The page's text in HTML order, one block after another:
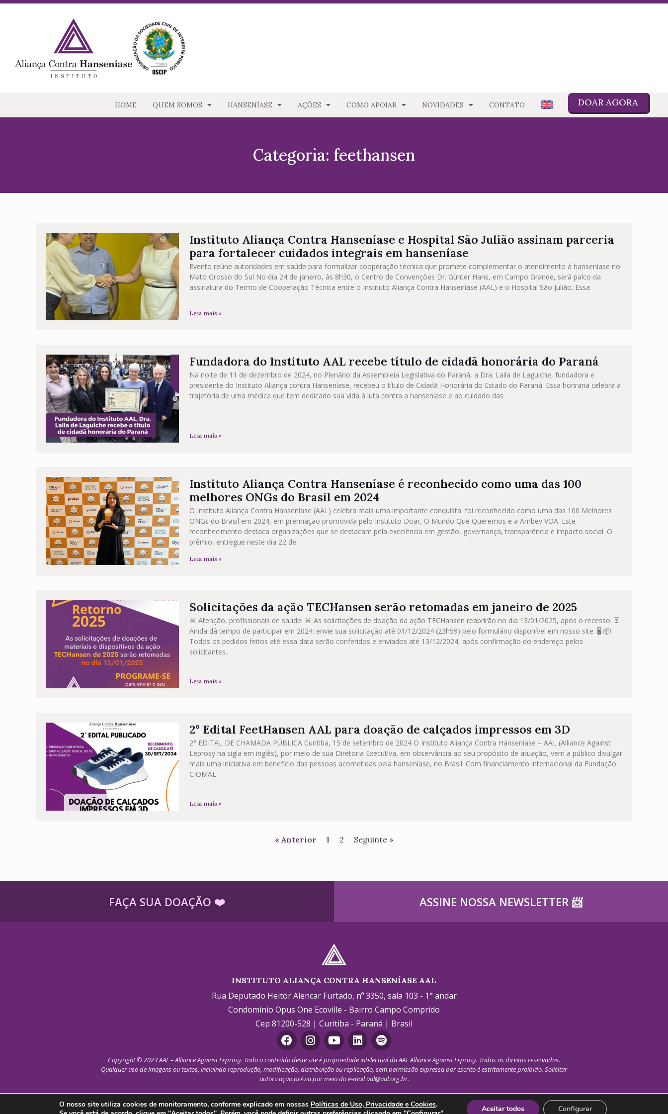
HOME QUEM SOMOS HANSENÍASE AÇÕES COMO APOIAR NOVIDADES CONTATO DOAR AGORA
Categoria: feethansen
Instituto Aliança Contra Hanseníase e Hospital São Julião assinam parceria
para fortalecer cuidados integrais em hanseníase
Evento reúne autoridades em saúde para formalizar cooperação técnica que promete complementar o atendimento à hanseníase no
Mato Grosso do Sul No dia 24 de janeiro, às 8h30, o Centro de Convenções Dr. Günter Hans, em Campo Grande, será palco da
assinatura do Termo de Cooperação Técnica entre o Instituto Aliança Contra Hanseníase (AAL) e o Hospital São Julião. Essa
Leia mais »
Fundadora do Instituto AAL recebe título de cidadã honorária do Paraná
Na noite de 11 de dezembro de 2024, no Plenário da Assembleia Legislativa do Paraná, a Dra. Laila de Laguiche, fundadora e
presidente do Instituto Aliança contra Hanseníase, recebeu o título de Cidadã Honorária do Estado do Paraná. Essa honraria celebra a
trajetória de uma médica que tem dedicado sua vida à luta contra a hanseníase e ao cuidado das
Leia mais »
Instituto Aliança Contra Hanseníase é reconhecido como uma das 100
melhores ONGs do Brasil em 2024
O Instituto Aliança Contra Hanseníase (AAL) celebra mais uma importante conquista: foi reconhecido como uma das 100 Melhores
ONGs do Brasil em 2024, em premiação promovida pelo Instituto Doar, O Mundo Que Queremos e a Ambev VOA. Este
reconhecimento destaca organizações que se destacam pela excelência em gestão, governança, transparência e impacto social. O
prêmio, entregue neste dia 22 de
Leia mais »
Solicitações da ação TECHansen serão retomadas em janeiro de 2025
🚨 Atenção, profissionais de saúde! 🚨 As solicitações de doação da ação TECHansen reabrirão no dia 13/01/2025, após o recesso. ⏳
Ainda dá tempo de participar em 2024: envie sua solicitação até 01/12/2024 (23h59) pelo formulário disponível em nosso site. 🖥️ 📦
Todos os pedidos feitos até essa data serão conferidos e enviados até 13/12/2024, após confirmação do endereço pelos
solicitantes.
Leia mais »
2° Edital FeetHansen AAL para doação de calçados impressos em 3D
2° EDITAL DE CHAMADA PÚBLICA Curitiba, 15 de setembro de 2024 O Instituto Aliança Contra Hanseníase – AAL (Alliance Against
Leprosy na sigla em inglês), por meio de sua Diretoria Executiva, em observância ao seu propósito de atuação, vem a público divulgar
mais uma iniciativa em benefício das pessoas acometidas pela hanseníase, no Brasil. Com financiamento internacional da Fundação
CIOMAL
Leia mais »
« Anterior 1 2 Seguinte »
FAÇA SUA DOAÇÃO ​❤️ ASSINE NOSSA NEWSLETTER ​📨
INSTITUTO ALIANÇA CONTRA HANSENÍASE AAL
Rua Deputado Heitor Alencar Furtado, nº 3350, sala 103 - 1° andar
Condomínio Opus One Ecoville - Bairro Campo Comprido
Cep 81200-528 | Curitiba - Paraná | Brasil
Copyright © 2023 AAL – Alliance Against Leprosy. Todo o conteúdo deste site é propriedade intelectual da AAL Alliance Against Leprosy. Todos os direitos reservados.
Qualquer uso de imagens ou textos, incluindo reprodução, modificação, distribuição ou replicação, sem permissão expressa por escrito é estritamente proibido. Solicitar
autorização prévia por meio do e-mailaal@aal.org.br.
O nosso site utiliza cookies de monitoramento, conforme explicado em nossas Políticas de Uso, Privacidade e Cookies.
Aceitar todos Configurar